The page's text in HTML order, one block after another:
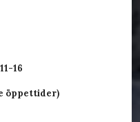
16
öppettider)